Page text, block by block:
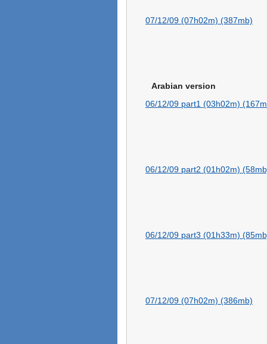
07/12/09 (07h02m) (387mb)
Arabian version
06/12/09 part1 (03h02m)
06/12/09 part2 (01h02m)
06/12/09 part3 (01h33m)
07/12/09 (07h02m) (386mb)